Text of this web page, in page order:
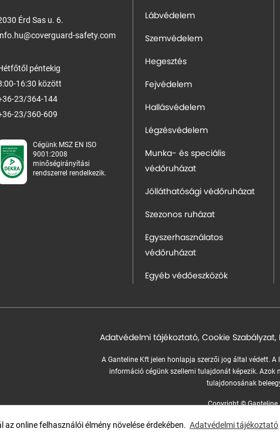
online felhasználói élmény növelése érdekében. Adatvédelmi tájékoztató
Érd Sas u. 6.
safety.com
péntekig
16:30 között
23/364-144
23/360-609
Cégünk MSZ EN ISO
9001:2008
minőségirányítási
rendszerrel rendelkezik.
Lábvédelem
Szemvédelem
Hegesztés
Fejvédelem
Hallásvédelem
Légzésvédelem
Munka- és speciális
védőruházat
Jólláthatósági védőruházat
Szezonos ruházat
Egyszerhasználatos
védőruházat
Egyéb védőeszközök
Adatvédelmi tájékoztató, Cookie Szabályzat,
A Ganteline Kft jelen honlapja szerzői jog által védett.
információ cégünk szellemi tulajdonát képezik. Azok
tulajdonosának
Copyright ©